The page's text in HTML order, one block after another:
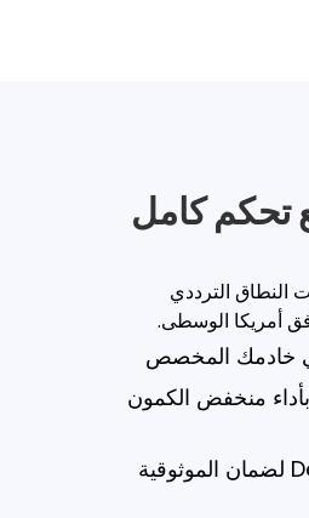
تحكم كامل
النطاق الترددي
خادمك المخصص
منخفض الكمون
أجهزة Dell معدنية عارية من فئة المؤسسات من Dell لضمان الموثوقية